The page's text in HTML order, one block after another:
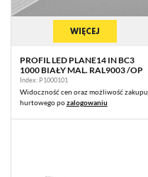
WIĘCEJ
PROFIL LED PLANE14 IN BC3
1000 BIAŁY MAL. RAL9003 /OP
Index: P1000101
Widoczność cen oraz możliwość zakupu
hurtowego pozalogowaniu